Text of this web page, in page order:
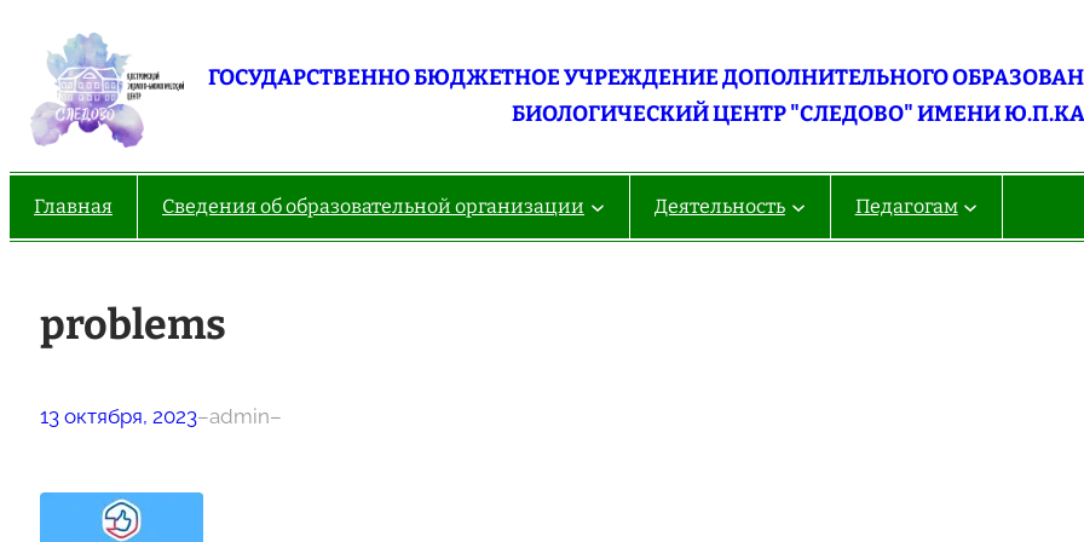
содержимому
ГОСУДАРСТВЕННО БЮДЖЕТНОЕ УЧРЕЖДЕНИЕ ДОПОЛНИТЕЛЬНОГО
БИОЛОГИЧЕСКИЙ ЦЕНТР "СЛЕДОВО" ИМЕНИ
Главная Сведения об образовательной организации Деятельность Педагогам
problems
13 октября, 2023–admin–